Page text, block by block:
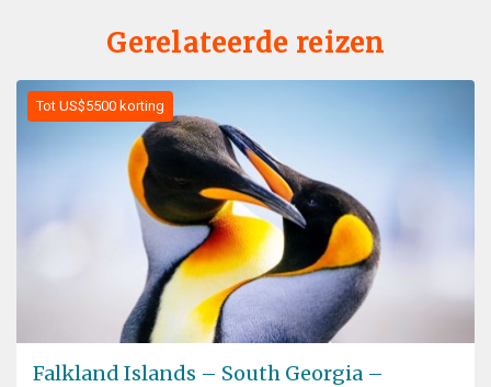
Gerelateerde reizen
Tot US$5500 korting
Falkland Islands – South Georgia –